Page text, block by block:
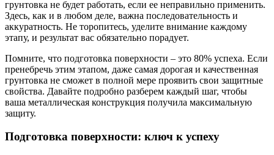
грунтовка не будет работать, если ее неправильно применить.
Здесь, как и в любом деле, важна последовательность и
аккуратность. Не торопитесь, уделите внимание каждому
этапу, и результат вас обязательно порадует.
Помните, что подготовка поверхности – это 80% успеха. Если
пренебречь этим этапом, даже самая дорогая и качественная
грунтовка не сможет в полной мере проявить свои защитные
свойства. Давайте подробно разберем каждый шаг, чтобы
ваша металлическая конструкция получила максимальную
защиту.
Подготовка поверхности: ключ к успеху